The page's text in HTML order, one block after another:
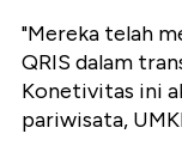
"Mereka telah
QRIS dalam
Konetivitas ini
pariwisata,